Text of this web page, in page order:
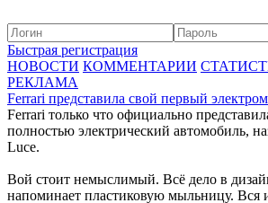
Быстрая регистрация
НОВОСТИ КОММЕНТАРИИ
РЕКЛАМА
Ferrari представила свой первый
Ferrari только что официально
полностью электрический автомобиль,
Luce.
Вой стоит немыслимый. Всё дело в
напоминает пластиковую мыльницу. Вся